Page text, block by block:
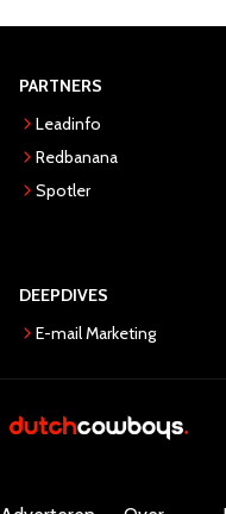
PARTNERS
Leadinfo
Redbanana
Spotler
DEEPDIVES
E-mail Marketing